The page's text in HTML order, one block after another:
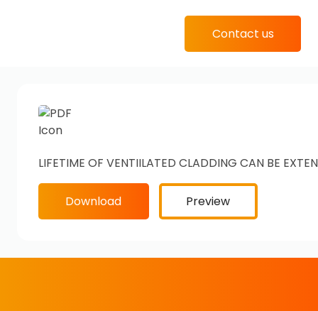
Contact us
LIFETIME OF VENTIILATED CLADDING CAN BE
Download Preview